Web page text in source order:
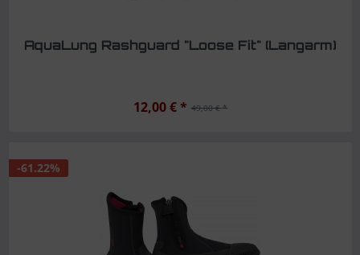
AquaLung Rashguard "Loose Fit" (Langarm)
49,00 € *
12,00 € *
-61.22%